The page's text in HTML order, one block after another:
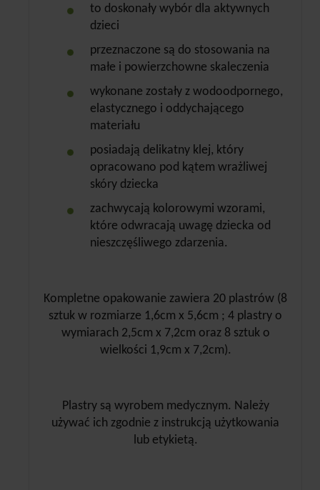
to doskonały wybór dla aktywnych
dzieci
przeznaczone są do stosowania na
małe i powierzchowne skaleczenia
wykonane zostały z wodoodpornego,
elastycznego i oddychającego
materiału
posiadają delikatny klej, który
opracowano pod kątem wrażliwej
skóry dziecka
zachwycają kolorowymi wzorami,
które odwracają uwagę dziecka od
nieszczęśliwego zdarzenia.
Kompletne opakowanie zawiera 20 plastrów (8
sztuk w rozmiarze 1,6cm x 5,6cm ; 4 plastry o
wymiarach 2,5cm x 7,2cm oraz 8 sztuk o
wielkości 1,9cm x 7,2cm).
Plastry są wyrobem medycznym. Należy
używać ich zgodnie z instrukcją użytkowania
lub etykietą.